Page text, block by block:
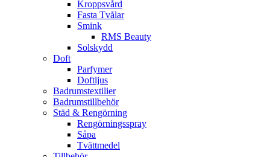
Kroppsvård
Fasta Tvålar
Smink
RMS Beauty
Solskydd
Doft
Parfymer
Doftljus
Badrumstextilier
Badrumstillbehör
Städ & Rengörning
Rengörningsspray
Såpa
Tvättmedel